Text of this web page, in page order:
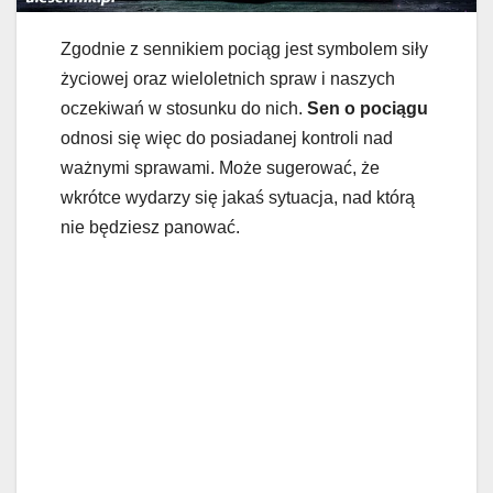
Zgodnie z sennikiem pociąg jest symbolem siły
życiowej oraz wieloletnich spraw i naszych
oczekiwań w stosunku do nich. Sen o pociągu
odnosi się więc do posiadanej kontroli nad
ważnymi sprawami. Może sugerować, że
wkrótce wydarzy się jakaś sytuacja, nad którą
nie będziesz panować.